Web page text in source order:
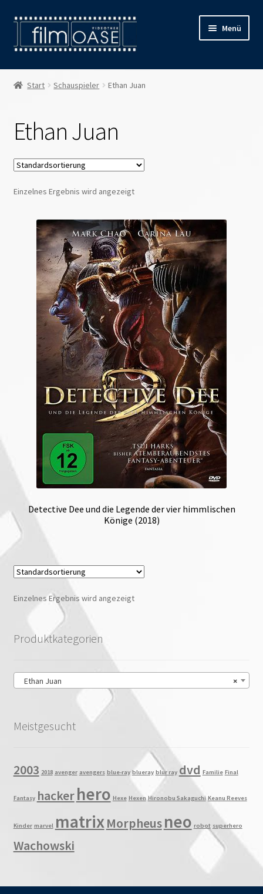
Zur
Navigation
springen
Zum
Inhalt
springen
Menü
Willkommen
Öffnungszeiten
Preise
Kontakt
Start Schauspieler Ethan Juan
Ethan Juan
Einzelnes Ergebnis wird angezeigt
Detective Dee und die Legende der vier himmlischen
Könige (2018)
Einzelnes Ergebnis wird angezeigt
Produktkategorien
×
Ethan Juan
Meistgesucht
2003 2018 avenger avengers blue-ray blueray blur ray dvd Familie Final
Fantasy hackerhero Hexe Hexen Hironobu Sakaguchi Keanu Reeves
Kinder marvel matrixMorpheusneo robot superhero
Wachowski